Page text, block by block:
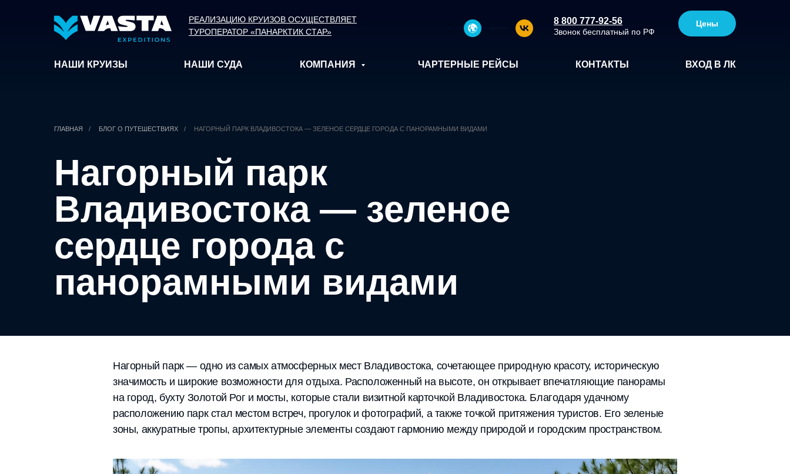
8 800 777-92-56
Звонок бесплатный по РФ
Цены
НАШИ КРУИЗЫ НАШИ СУДА КОМПАНИЯ ЧАРТЕРНЫЕ РЕЙСЫ КОНТАКТЫ ВХОД В ЛК
РЕАЛИЗАЦИЮ КРУИЗОВ ОСУЩЕСТВЛЯЕТ
ТУРОПЕРАТОР «ПАНАРКТИК СТАР»
ГЛАВНАЯ / БЛОГ О ПУТЕШЕСТВИЯХ / НАГОРНЫЙ ПАРК ВЛАДИВОСТОКА — ЗЕЛЕНОЕ СЕРДЦЕ ГОРОДА С ПАНОРАМНЫМИ ВИДАМИ
Нагорный парк
Владивостока — зеленое
сердце города с
панорамными видами
Нагорный парк — одно из самых атмосферных мест Владивостока, сочетающее природную красоту, историческую
значимость и широкие возможности для отдыха. Расположенный на высоте, он открывает впечатляющие панорамы
на город, бухту Золотой Рог и мосты, которые стали визитной карточкой Владивостока. Благодаря удачному
расположению парк стал местом встреч, прогулок и фотографий, а также точкой притяжения туристов. Его зеленые
зоны, аккуратные тропы, архитектурные элементы создают гармонию между природой и городским пространством.